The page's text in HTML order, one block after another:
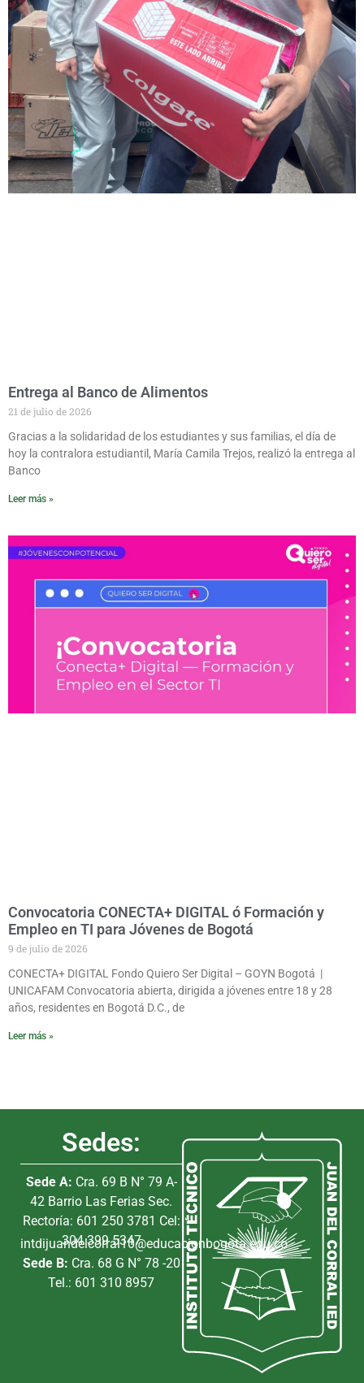
Entrega al Banco de Alimentos
21 de julio de 2026
Gracias a la solidaridad de los estudiantes y sus familias, el día de
hoy la contralora estudiantil, María Camila Trejos, realizó la entrega al
Banco
Leer más »
Convocatoria CONECTA+ DIGITAL ó Formación y
Empleo en TI para Jóvenes de Bogotá
9 de julio de 2026
CONECTA+ DIGITAL Fondo Quiero Ser Digital – GOYN Bogotá |
UNICAFAM Convocatoria abierta, dirigida a jóvenes entre 18 y 28
años, residentes en Bogotá D.C., de
Leer más »
Sedes:
Sede A: Cra. 69 B N° 79 A-
42 Barrio Las Ferias Sec.
Rectoría: 601 250 3781 Cel:
304 399 5347
intdijuandelcorral10@educacionbogota.edu.co
Sede B: Cra. 68 G N° 78 -20
Tel.: 601 310 8957